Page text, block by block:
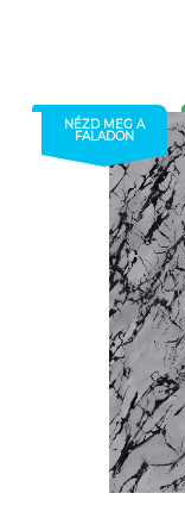
NÉZD MEG A
FALADON